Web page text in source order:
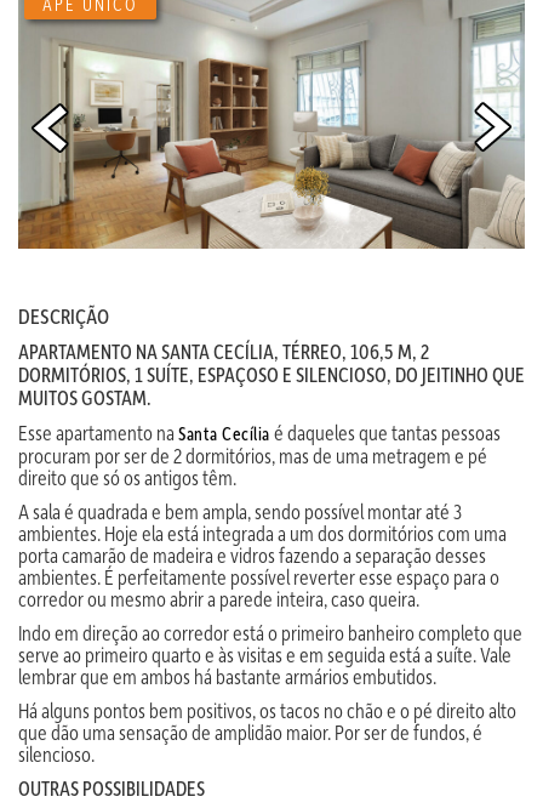
DESCRIÇÃO
APARTAMENTO NA SANTA CECÍLIA, TÉRREO, 106,5 M, 2
DORMITÓRIOS, 1 SUÍTE, ESPAÇOSO E SILENCIOSO, DO JEITINHO QUE
MUITOS GOSTAM.
Esse apartamento na Santa Cecília é daqueles que tantas pessoas
procuram por ser de 2 dormitórios, mas de uma metragem e pé
direito que só os antigos têm.
A sala é quadrada e bem ampla, sendo possível montar até 3
ambientes. Hoje ela está integrada a um dos dormitórios com uma
porta camarão de madeira e vidros fazendo a separação desses
ambientes. É perfeitamente possível reverter esse espaço para o
corredor ou mesmo abrir a parede inteira, caso queira.
Indo em direção ao corredor está o primeiro banheiro completo que
serve ao primeiro quarto e às visitas e em seguida está a suíte. Vale
lembrar que em ambos há bastante armários embutidos.
Há alguns pontos bem positivos, os tacos no chão e o pé direito alto
que dão uma sensação de amplidão maior. Por ser de fundos, é
silencioso.
OUTRAS POSSIBILIDADES